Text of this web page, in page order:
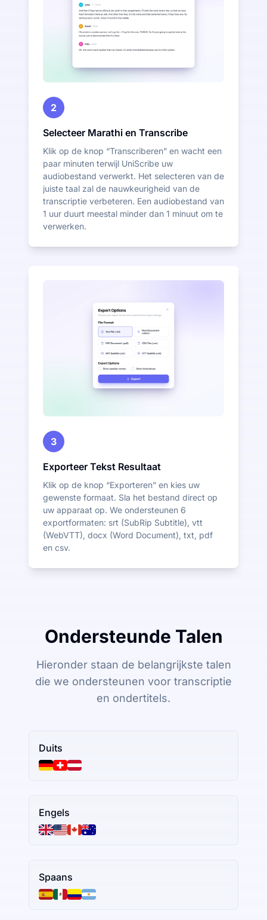
2
Selecteer Marathi en Transcribe
Klik op de knop “Transcriberen” en wacht een
paar minuten terwijl UniScribe uw
audiobestand verwerkt. Het selecteren van de
juiste taal zal de nauwkeurigheid van de
transcriptie verbeteren. Een audiobestand van
1 uur duurt meestal minder dan 1 minuut om te
verwerken.
3
Exporteer Tekst Resultaat
Klik op de knop “Exporteren” en kies uw
gewenste formaat. Sla het bestand direct op
uw apparaat op. We ondersteunen 6
exportformaten: srt (SubRip Subtitle), vtt
(WebVTT), docx (Word Document), txt, pdf
en csv.
Ondersteunde Talen
Hieronder staan de belangrijkste talen
die we ondersteunen voor transcriptie
en ondertitels.
Duits
Engels
Spaans